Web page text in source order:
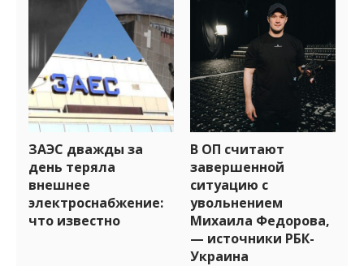
ЗАЭС дважды за
день теряла
внешнее
электроснабжение:
что известно
В ОП считают
завершенной
ситуацию с
увольнением
Михаила Федорова,
— источники РБК-
Украина